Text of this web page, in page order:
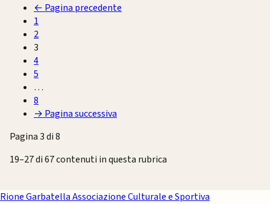
← Pagina precedente
1
2
3
4
5
…
8
→ Pagina successiva
Pagina 3 di 8
19–27 di 67 contenuti in questa rubrica
Rione GarbatellaAssociazione Culturale e Sportiva